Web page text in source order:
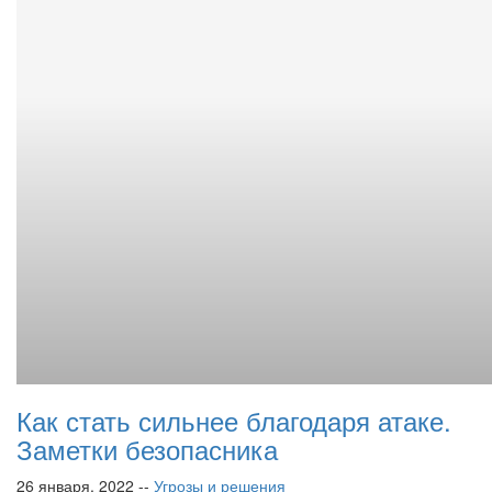
Как стать сильнее благодаря атаке.
Заметки безопасника
26 января, 2022 -- Угрозы и решения